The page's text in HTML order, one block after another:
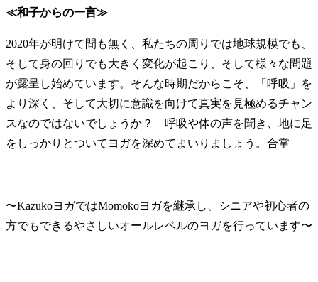
≪和子からの一言≫
2020年が明けて間も無く、私たちの周りでは地球規模でも、
そして身の回りでも大きく変化が起こり、そして様々な問題
が露呈し始めています。そんな時期だからこそ、「呼吸」を
より深く、そして大切に意識を向けて真実を見極めるチャン
スなのではないでしょうか？ 呼吸や体の声を聞き、地に足
をしっかりとついてヨガを深めてまいりましょう。合掌
〜KazukoヨガではMomokoヨガを継承し、シニアや初心者の
方でもできるやさしいオールレベルのヨガを行っています〜